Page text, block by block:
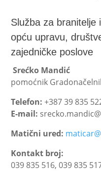
Služba za branitelje
opću upravu,
zajedničke poslove
Srećko Mandić
pomoćnik
Telefon: +387 39 835
E-mail:
Matični ured:
Kontakt broj:
039 835 516, 039 835